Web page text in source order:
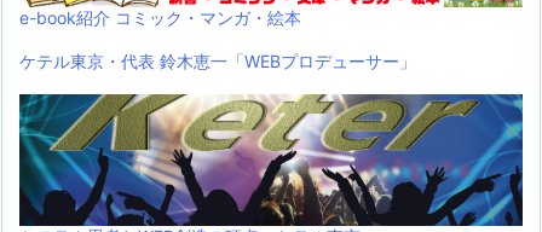
e-book紹介 コミック・マンガ・絵本
ケテル東京・代表 鈴木恵一「WEBプロデューサー」